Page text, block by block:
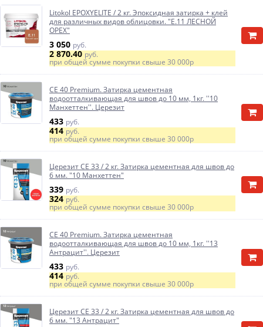
Litokol EPOXYELITE / 2 кг. Эпоксидная затирка + клей
для различных видов облицовки. "E.11 ЛЕСНОЙ
ОРЕХ"
3 050 руб.
2 870.40руб.
при общей сумме покупки свыше 30 000р
CE 40 Premium. Затирка цементная
водоотталкивающая для швов до 10 мм, 1кг. ''10
Манхеттен''. Церезит
433 руб.
414руб.
при общей сумме покупки свыше 30 000р
Церезит CE 33 / 2 кг. Затирка цементная для швов до
6 мм. "10 Манхеттен"
339 руб.
324руб.
при общей сумме покупки свыше 30 000р
CE 40 Premium. Затирка цементная
водоотталкивающая для швов до 10 мм, 1кг. ''13
Антрацит''. Церезит
433 руб.
414руб.
при общей сумме покупки свыше 30 000р
Церезит CE 33 / 2 кг. Затирка цементная для швов до
6 мм. "13 Антрацит"